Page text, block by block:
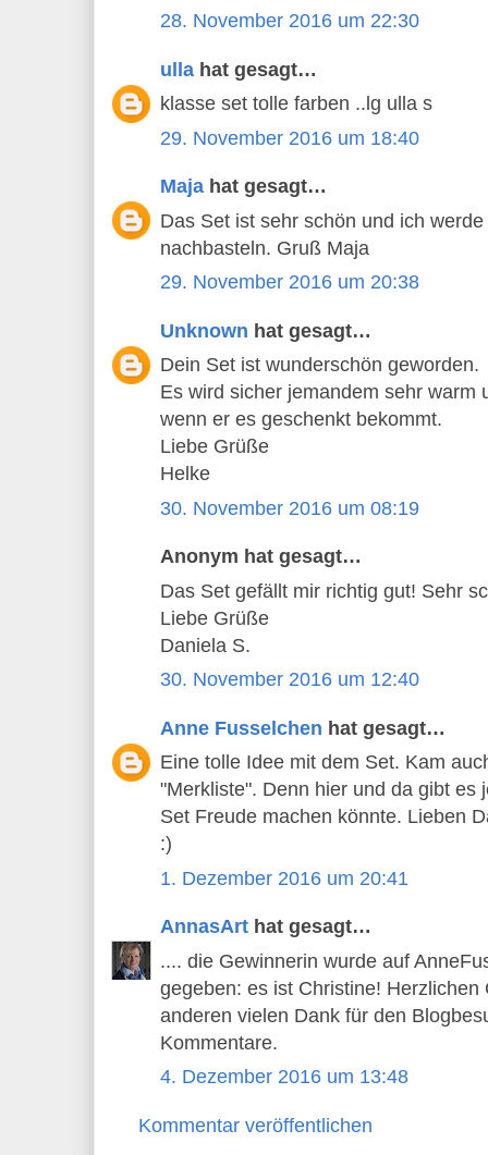
28. November 2016 um 22:30
ulla hat gesagt…
klasse set tolle farben ..lg ulla s
29. November 2016 um 18:40
Maja hat gesagt…
Das Set ist sehr schön und ich
nachbasteln. Gruß Maja
29. November 2016 um 20:38
Unknown hat gesagt…
Dein Set ist wunderschön geworden.
Es wird sicher jemandem sehr warm
wenn er es geschenkt bekommt.
Liebe Grüße
Helke
30. November 2016 um 08:19
Anonym hat gesagt…
Das Set gefällt mir richtig gut! Sehr
Liebe Grüße
Daniela S.
30. November 2016 um 12:40
Anne Fusselchen hat gesagt…
Eine tolle Idee mit dem Set. Kam
"Merkliste". Denn hier und da gibt es
Set Freude machen könnte. Lieben
:)
1. Dezember 2016 um 20:41
AnnasArt hat gesagt…
.... die Gewinnerin wurde auf
gegeben: es ist Christine! Herzlichen
anderen vielen Dank für den
Kommentare.
4. Dezember 2016 um 13:48
Kommentar veröffentlichen